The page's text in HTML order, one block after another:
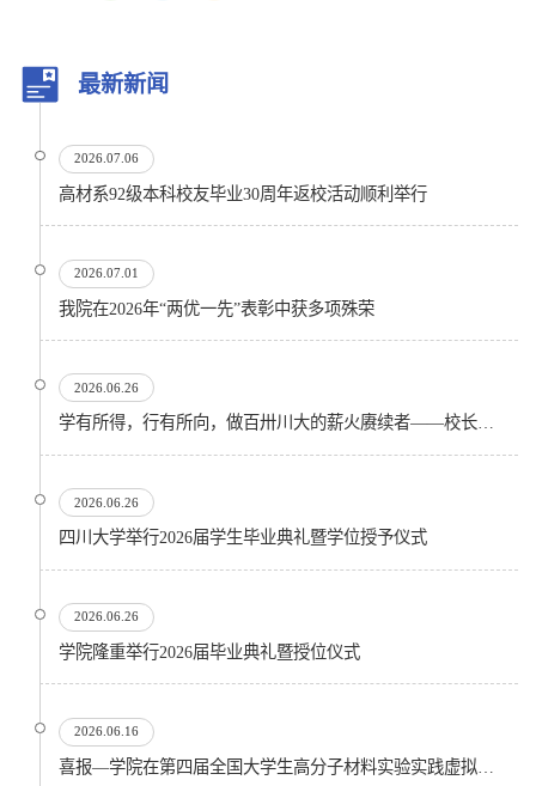
最新新闻
2026.07.06
高材系92级本科校友毕业30周年返校活动顺利举行
2026.07.01
我院在2026年“两优一先”表彰中获多项殊荣
2026.06.26
学有所得，行有所向，做百卅川大的薪火赓续者——校长汪劲松在四川大学2026届学生毕业典礼上的...
2026.06.26
四川大学举行2026届学生毕业典礼暨学位授予仪式
2026.06.26
​学院隆重举行2026届毕业典礼暨授位仪式
2026.06.16